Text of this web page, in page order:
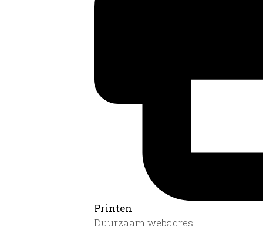
Printen
Duurzaam webadres